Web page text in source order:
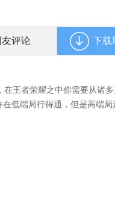
友评论 下载
王者荣耀之中你需要从诸多
低端局行得通，但是高端局